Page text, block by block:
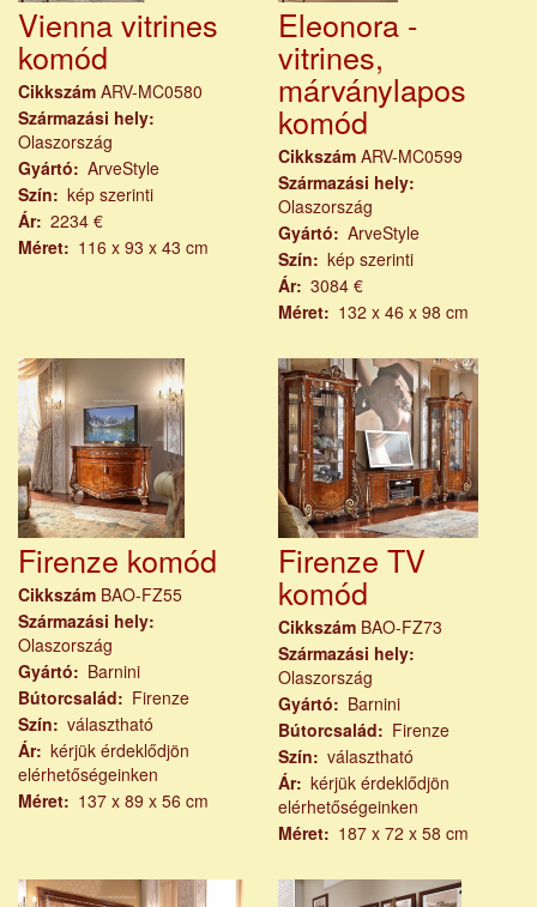
Vienna vitrines
komód
Cikkszám ARV-MC0580
Származási hely
Olaszország
Gyártó
ArveStyle
Szín
kép szerinti
Ár 2234 €
Méret
116 x 93 x 43 cm
Eleonora -
vitrines,
márványlapos
komód
Cikkszám ARV-MC0599
Származási hely
Olaszország
Gyártó
ArveStyle
Szín
kép szerinti
Ár
3084 €
Méret
132 x 46 x 98 cm
Firenze komód
Cikkszám BAO-FZ55
Származási hely
Olaszország
Gyártó
Barnini
Bútorcsalád
Firenze
Szín
választható
Ár kérjük érdeklődjön
elérhetőségeinken
Méret
137 x 89 x 56 cm
Firenze TV
komód
Cikkszám BAO-FZ73
Származási hely
Olaszország
Gyártó
Barnini
Bútorcsalád
Firenze
Szín
választható
Ár
kérjük érdeklődjön
elérhetőségeinken
Méret
187 x 72 x 58 cm